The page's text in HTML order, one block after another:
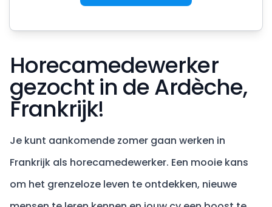
Horecamedewerker
gezocht in de Ardèche,
Frankrijk!
Je kunt aankomende zomer gaan werken in
Frankrijk als horecamedewerker. Een mooie kans
om het grenzeloze leven te ontdekken, nieuwe